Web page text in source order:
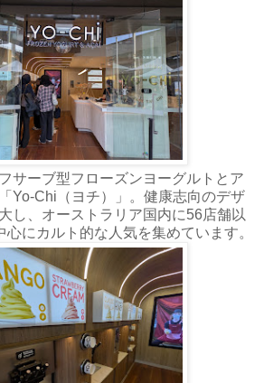
サーブ型フローズンヨーグルトとア
Yo-Chi（ヨチ）」。健康志向のデザ
し、オーストラリア国内に56店舗以
心にカルト的な人気を集めています。